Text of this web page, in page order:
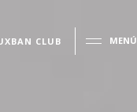
CLUB MENÚ